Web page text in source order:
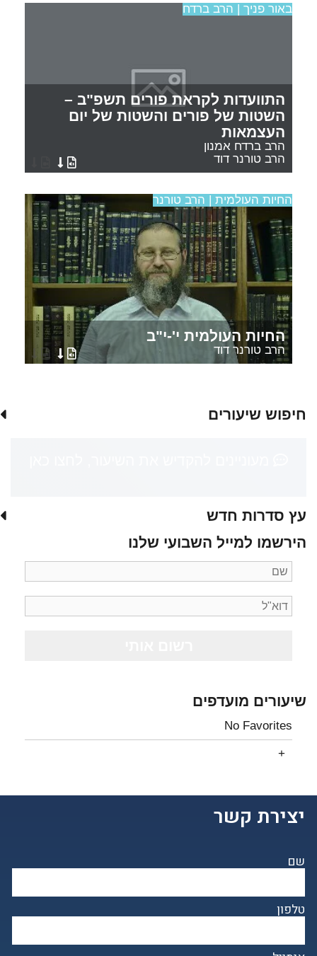
באור פניך | הרב ברדח
התוועדות לקראת פורים תשפ"ב –
השטות של פורים והשטות של יום
העצמאות
הרב ברדח אמנון
הרב טורנר דוד
החיות העולמית | הרב טורנר
החיות העולמית י'-י"ב
הרב טורנר דוד
חיפוש שיעורים
עץ סדרות חדש
הירשמו למייל השבועי שלנו
שיעורים מועדפים
No Favorites
יצירת קשר
שם
טלפון